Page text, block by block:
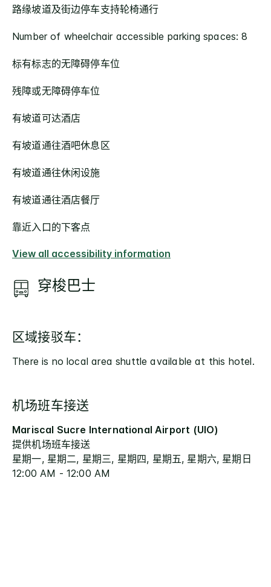
路缘坡道及街边停车支持轮椅通行
Number of wheelchair accessible parking spaces: 8
标有标志的无障碍停车位
残障或无障碍停车位
有坡道可达酒店
有坡道通往酒吧休息区
有坡道通往休闲设施
有坡道通往酒店餐厅
靠近入口的下客点
View all accessibility information
穿梭巴士
区域接驳车：
There is no local area shuttle available at this hotel.
机场班车接送
Mariscal Sucre International Airport (UIO)
提供机场班车接送
星期一, 星期二, 星期三, 星期四, 星期五, 星期六, 星期日
12:00 AM - 12:00 AM